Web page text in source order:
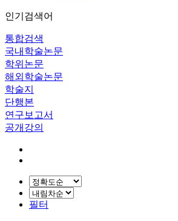
인기검색어
통합검색
국내학술논문
학위논문
해외학술논문
학술지
단행본
연구보고서
공개강의
필터